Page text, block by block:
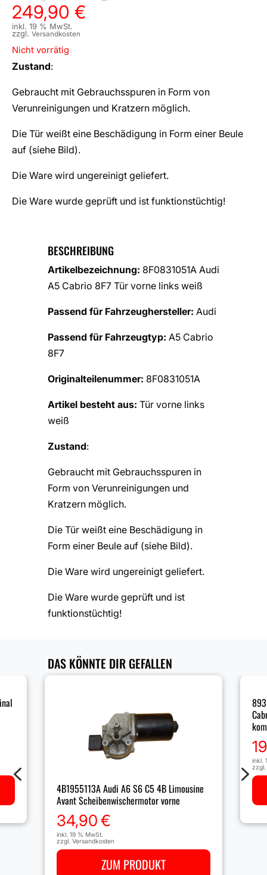
249,90 €
inkl. 19 % MwSt.
zzgl. Versandkosten
Nicht vorrätig
Zustand:
Gebraucht mit Gebrauchsspuren in Form von
Verunreinigungen und Kratzern möglich.
Die Tür weißt eine Beschädigung in Form einer Beule
auf (siehe Bild).
Die Ware wird ungereinigt geliefert.
Die Ware wurde geprüft und ist funktionstüchtig!
BESCHREIBUNG
Artikelbezeichnung: 8F0831051A Audi
A5 Cabrio 8F7 Tür vorne links weiß
Passend für Fahrzeughersteller: Audi
Passend für Fahrzeugtyp: A5 Cabrio
8F7
Originalteilenummer: 8F0831051A
Artikel besteht aus: Tür vorne links
weiß
Zustand:
Gebraucht mit Gebrauchsspuren in
Form von Verunreinigungen und
Kratzern möglich.
Die Tür weißt eine Beschädigung in
Form einer Beule auf (siehe Bild).
Die Ware wird ungereinigt geliefert.
Die Ware wurde geprüft und ist
funktionstüchtig!
DAS KÖNNTE DIR GEFALLEN
4B1955113A Audi A6 S6 C5 4B Limousine
Avant Scheibenwischermotor vorne
34,90€
inkl. 19 % MwSt.
zzgl. Versandkosten
ZUM PRODUKT
inkl.
zzgl.
4 5